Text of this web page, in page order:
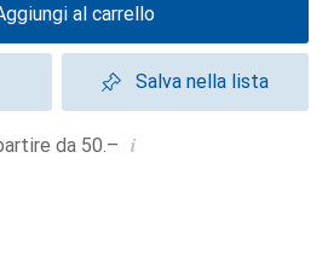
al carrello
Salva nella lista
da 50.– i